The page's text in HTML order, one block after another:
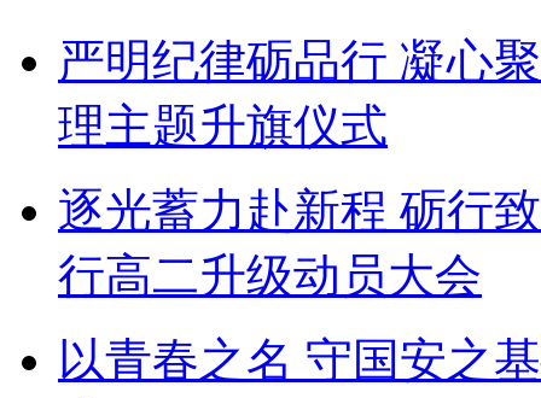
严明纪律砺品行 凝心
理主题升旗仪式
逐光蓄力赴新程 砺行
行高二升级动员大会
以青春之名 守国安之